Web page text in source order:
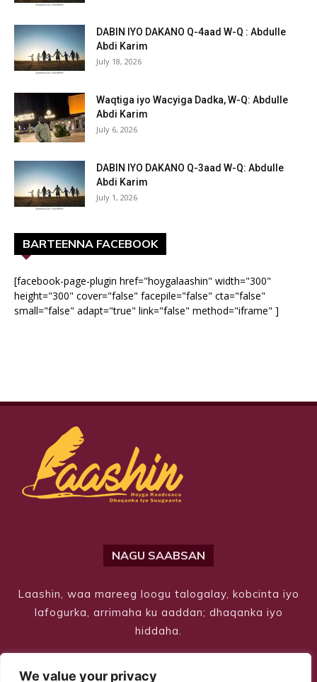
We value your privacy
DABIN IYO DAKANO Q-4aad W-Q : Abdulle
Abdi Karim
July 18, 2026
Waqtiga iyo Wacyiga Dadka, W-Q: Abdulle
Abdi Karim
July 6, 2026
DABIN IYO DAKANO Q-3aad W-Q: Abdulle
Abdi Karim
July 1, 2026
BARTEENNA FACEBOOK
[facebook-page-plugin href="hoygalaashin" width="300"
height="300" cover="false" facepile="false" cta="false"
small="false" adapt="true" link="false" method="iframe" ]
NAGU SAABSAN
Laashin, waa mareeg loogu talogalay, kobcinta iyo
lafogurka, arrimaha ku aaddan; dhaqanka iyo
hiddaha.